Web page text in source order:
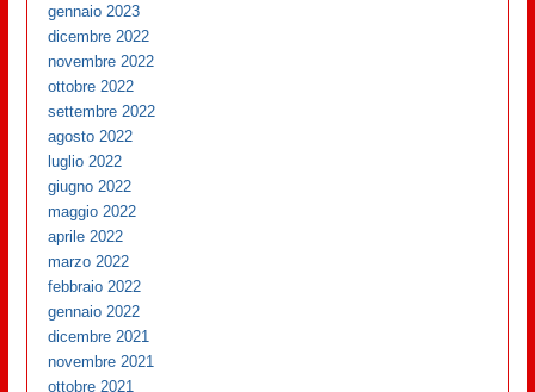
gennaio 2023
dicembre 2022
novembre 2022
ottobre 2022
settembre 2022
agosto 2022
luglio 2022
giugno 2022
maggio 2022
aprile 2022
marzo 2022
febbraio 2022
gennaio 2022
dicembre 2021
novembre 2021
ottobre 2021